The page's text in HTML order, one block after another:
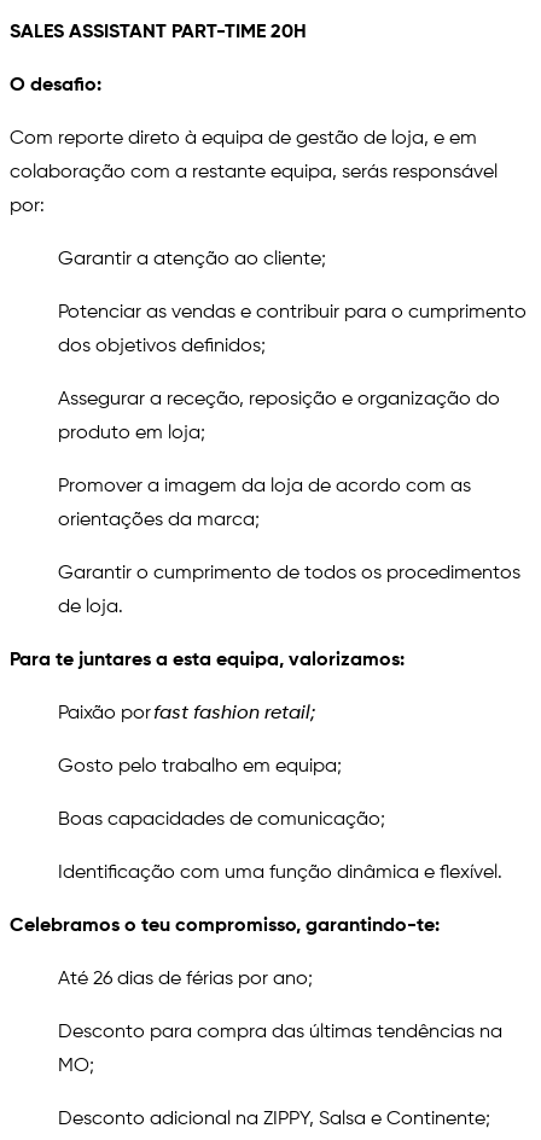
SALES ASSISTANT PART-TIME 20H
O desafio:
Com reporte direto à equipa de gestão de loja, e em
colaboração com a restante equipa, serás responsável
por:
Garantir a atenção ao cliente;
Potenciar as vendas e contribuir para o cumprimento
dos objetivos definidos;
Assegurar a receção, reposição e organização do
produto em loja;
Promover a imagem da loja de acordo com as
orientações da marca;
Garantir o cumprimento de todos os procedimentos
de loja.
Para te juntares a esta equipa, valorizamos:
Paixão porfast fashion retail;
Gosto pelo trabalho em equipa;
Boas capacidades de comunicação;
Identificação com uma função dinâmica e flexível.
Celebramos o teu compromisso, garantindo-te:
Até 26 dias de férias por ano;
Desconto para compra das últimas tendências na
MO;
Desconto adicional na ZIPPY, Salsa e Continente;